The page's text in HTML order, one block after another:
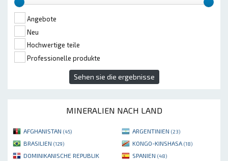
Angebote
Neu
Hochwertige teile
Professionelle produkte
Sehen sie die ergebnisse
MINERALIEN NACH LAND
AFGHANISTAN (45) ARGENTINIEN (23)
BRASILIEN (129) KONGO-KINSHASA (18)
DOMINIKANISCHE REPUBLIK SPANIEN (48)